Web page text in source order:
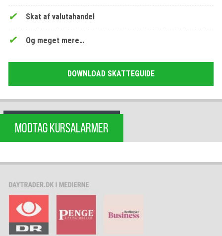
Skat af valutahandel
Og meget mere…
DOWNLOAD SKATTEGUIDE
MODTAG KURSALARMER